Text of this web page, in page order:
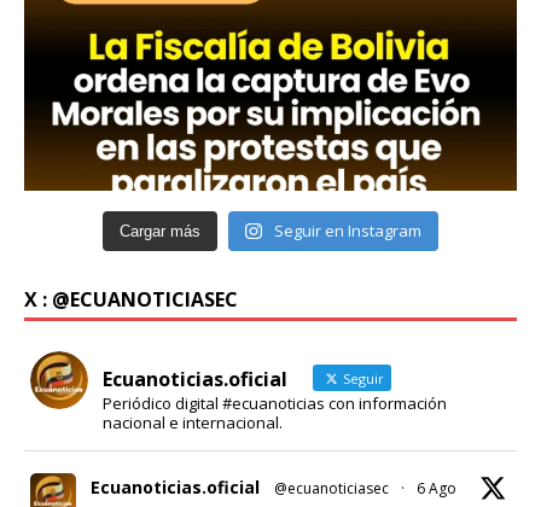
Cargar más Seguir en Instagram
X : @ECUANOTICIASEC
Ecuanoticias.oficial Seguir
Periódico digital #ecuanoticias con información
nacional e internacional.
Ecuanoticias.oficial @ecuanoticiasec · 6 Ago